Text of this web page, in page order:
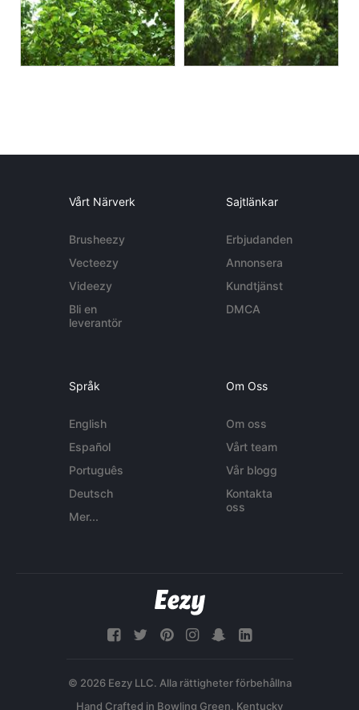
Vårt Närverk
Brusheezy
Vecteezy
Videezy
Bli en
leverantör
Sajtlänkar
Erbjudanden
Annonsera
Kundtjänst
DMCA
Språk
English
Español
Português
Deutsch
Mer...
Om Oss
Om oss
Vårt team
Vår blogg
Kontakta
oss
© 2026 Eezy LLC. Alla rättigheter förbehållna